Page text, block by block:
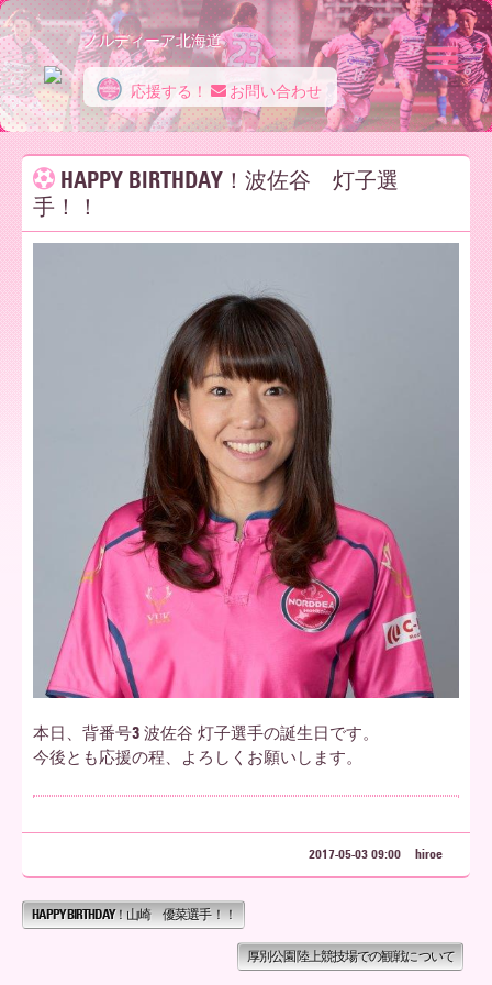
ノ
ル
ア
北
海
道
ノルディーア北海道
応援する！ お問い合わせ
HAPPY BIRTHDAY！波佐谷 灯子選
手！！
本日、背番号3 波佐谷 灯子選手の誕生日です。
今後とも応援の程、よろしくお願いします。
2017-05-03 09:00 hiroe
HAPPY BIRTHDAY！山崎 優菜選手！！
厚別公園陸上競技場での観戦について